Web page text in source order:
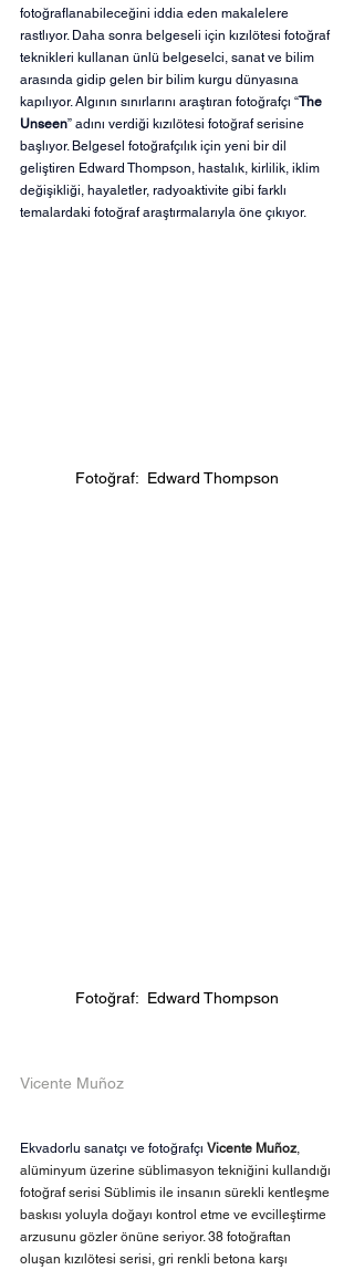
fotoğraflanabileceğini iddia eden makalelere
rastlıyor. Daha sonra belgeseli için kızılötesi fotoğraf
teknikleri kullanan ünlü belgeselci, sanat ve bilim
arasında gidip gelen bir bilim kurgu dünyasına
kapılıyor. Algının sınırlarını araştıran fotoğrafçı “The
Unseen” adını verdiği kızılötesi fotoğraf serisine
başlıyor. Belgesel fotoğrafçılık için yeni bir dil
geliştiren Edward Thompson, hastalık, kirlilik, iklim
değişikliği, hayaletler, radyoaktivite gibi farklı
temalardaki fotoğraf araştırmalarıyla öne çıkıyor.
Fotoğraf:  Edward Thompson
Fotoğraf:  Edward Thompson
Vicente Muñoz
Ekvadorlu sanatçı ve fotoğrafçı Vicente Muñoz,
alüminyum üzerine süblimasyon tekniğini kullandığı
fotoğraf serisi Süblimis ile insanın sürekli kentleşme
baskısı yoluyla doğayı kontrol etme ve evcilleştirme
arzusunu gözler önüne seriyor. 38 fotoğraftan
oluşan kızılötesi serisi, gri renkli betona karşı